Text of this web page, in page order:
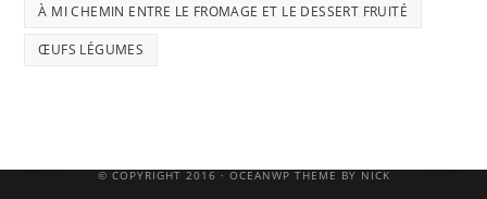
À MI CHEMIN ENTRE LE FROMAGE ET LE DESSERT FRUITÉ
ŒUFS LÉGUMES
© COPYRIGHT 2016 · OCEANWP THEME BY NICK